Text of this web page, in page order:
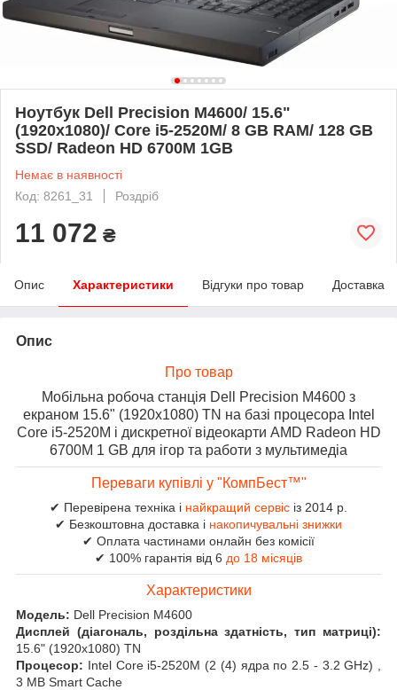
Ноутбук Dell Precision M4600/ 15.6"
(1920x1080)/ Core i5-2520M/ 8 GB RAM/ 128 GB
SSD/ Radeon HD 6700M 1GB
Немає в наявності
Код: 8261_31
Роздріб
11 072 ₴
Опис Характеристики Відгуки про товар Доставка
Опис
Про товар
Мобільна робоча станція Dell Precision M4600 з
екраном 15.6" (1920x1080) TN на базі процесора Intel
Core i5-2520M і дискретної відеокарти AMD Radeon HD
6700M 1 GB для ігор та работи з мультимедіа
Переваги купівлі у "КомпБест™"
✔ Перевірена техніка і найкращий сервіс із 2014 р.
✔ Безкоштовна доставка і накопичувальні знижки
✔ Оплата частинами онлайн без комісії
✔ 100% гарантія від 6 до 18 місяців
Характеристики
Модель: Dell Precision M4600
Дисплей (діагональ, роздільна здатність, тип матриці):
15.6" (1920x1080) TN
Процесор: Intel Core i5-2520M (2 (4) ядра по 2.5 - 3.2 GHz) ,
3 MB Smart Cache